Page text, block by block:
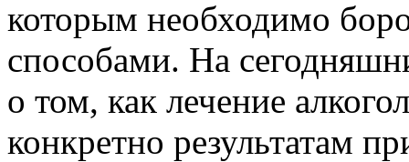
которым необходимо
способами. На
о том, как лечение
конкретно результатам